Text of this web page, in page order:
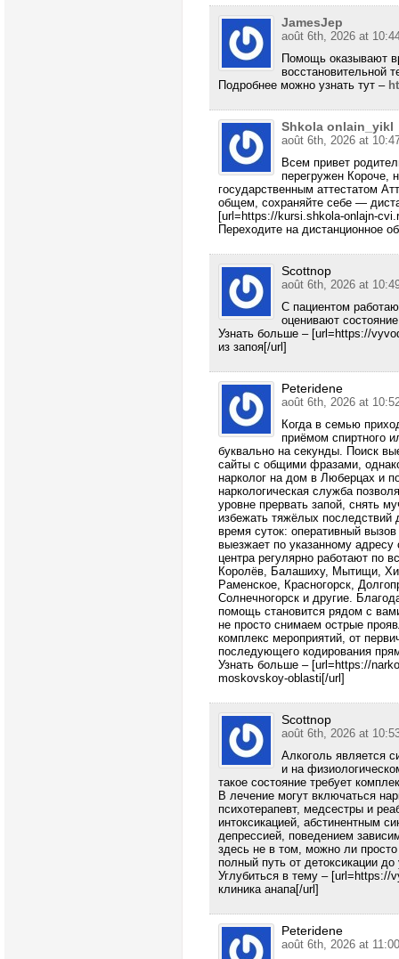
JamesJep
août 6th, 2026 at
Помощь оказывают
восстановительной
Подробнее можно узнать тут –
Shkola onlain_yikl
août 6th, 2026 at
Всем привет
перегружен Короче,
государственным аттестатом
общем, сохраняйте себе —
[url=https://kursi.shkola-onlajn-
Переходите на дистанционное
Scottnop
août 6th, 2026 at
С пациентом
оценивают
Узнать больше – [url=https://
из запоя[/url]
Peteridene
août 6th, 2026 at
Когда в семью
приёмом спиртного
буквально на секунды. Поиск
сайты с общими фразами,
нарколог на дом в Люберцах и
наркологическая служба
уровне прервать запой, снять
избежать тяжёлых
время суток: оперативный
выезжает по указанному
центра регулярно работают по
Королёв, Балашиху, Мытищи,
Раменское, Красногорск,
Солнечногорск и другие.
помощь становится рядом с
не просто снимаем острые
комплекс мероприятий, от
последующего кодирования
Узнать больше – [url=https://
moskovskoy-oblasti[/url]
Scottnop
août 6th, 2026 at
Алкоголь является
и на
такое состояние требует
В лечение могут включаться
психотерапевт, медсестры и
интоксикацией, абстинентным
депрессией, поведением
здесь не в том, можно ли просто
полный путь от детоксикации до
Углубиться в тему – [url=https://
клиника анапа[/url]
Peteridene
août 6th, 2026 at 11:00